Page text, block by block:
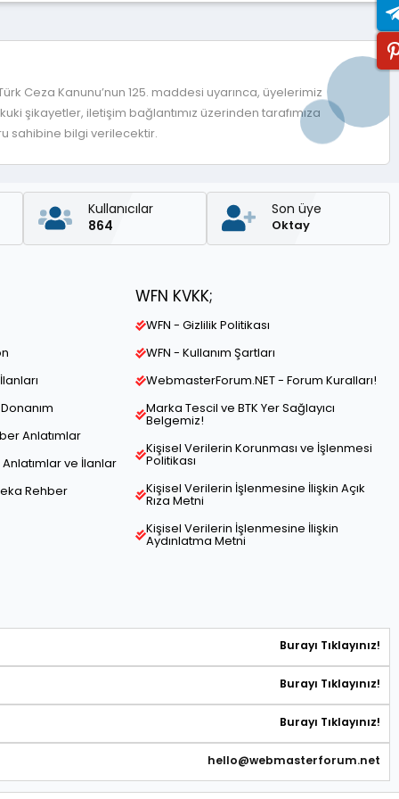
Ceza Kanunu’nun 125. maddesi uyarınca, üyelerimiz
şikayetler, iletişim bağlantımız üzerinden tarafımıza
sahibine bilgi verilecektir.
Kullanıcılar
864
Son üye
Oktay
Anlatımlar
ve İlanlar
Rehber
WFN KVKK;
WFN - Gizlilik Politikası
WFN - Kullanım Şartları
WebmasterForum.NET - Forum Kuralları!
Marka Tescil ve BTK Yer Sağlayıcı
Belgemiz!
Kişisel Verilerin Korunması ve İşlenmesi
Politikası
Kişisel Verilerin İşlenmesine İlişkin Açık
Rıza Metni
Kişisel Verilerin İşlenmesine İlişkin
Aydınlatma Metni
Burayı Tıklayınız!
Burayı Tıklayınız!
Burayı Tıklayınız!
hello@webmasterforum.net